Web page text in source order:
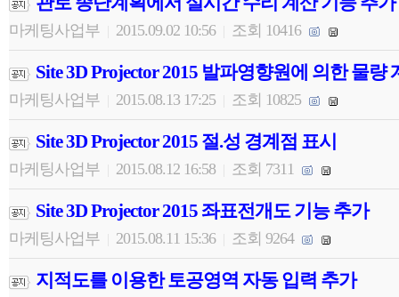
마케팅사업부 2015.09.02 10:56 조회 10416
Site 3D Projector 2015 발파영향원에 의한 물량
마케팅사업부 2015.08.13 17:25 조회 10825
Site 3D Projector 2015 절.성 경계점 표시
마케팅사업부 2015.08.12 16:58 조회 7311
Site 3D Projector 2015 좌표전개도 기능 추가
마케팅사업부 2015.08.11 15:36 조회 9264
지적도를 이용한 토공영역 자동 입력 추가